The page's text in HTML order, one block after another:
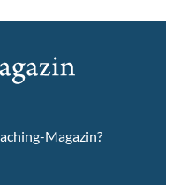
Magazin?